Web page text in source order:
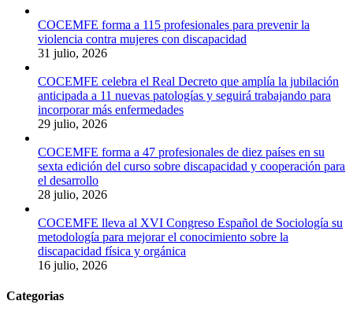
COCEMFE forma a 115 profesionales para prevenir la
violencia contra mujeres con discapacidad
31 julio, 2026
COCEMFE celebra el Real Decreto que amplía la jubilación
anticipada a 11 nuevas patologías y seguirá trabajando para
incorporar más enfermedades
29 julio, 2026
COCEMFE forma a 47 profesionales de diez países en su
sexta edición del curso sobre discapacidad y cooperación para
el desarrollo
28 julio, 2026
COCEMFE lleva al XVI Congreso Español de Sociología su
metodología para mejorar el conocimiento sobre la
discapacidad física y orgánica
16 julio, 2026
Categorias